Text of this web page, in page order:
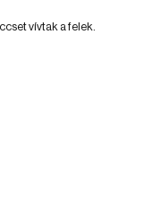
vívtak a felek.